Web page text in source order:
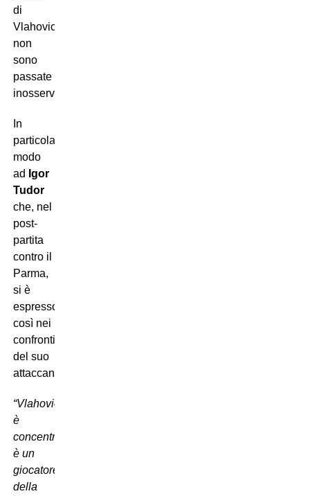
di
Vlahovic
non
sono
passate
inosservate.
In
particolar
modo
ad Igor
Tudor
che, nel
post-
partita
contro il
Parma,
si è
espresso
così nei
confronti
del suo
attaccante:
“Vlahovic
è
concentrato,
è un
giocatore
della